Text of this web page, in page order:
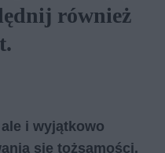
również
i wyjątkowo
się tożsamości.